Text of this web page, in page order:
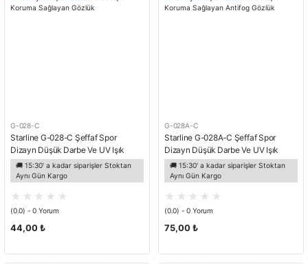
G-028-C
Starline G-028-C Şeffaf Spor
Dizayn Düşük Darbe Ve UV Işık
Koruma Sağlayan Gözlük
🚚 15:30' a kadar siparişler Stoktan
Aynı Gün Kargo
(0.0) - 0 Yorum
44,00 ₺
G-028A-C
Starline G-028A-C Şeffaf Spor
Dizayn Düşük Darbe Ve UV Işık
Koruma Sağlayan Antifog Gözlük
🚚 15:30' a kadar siparişler Stoktan
Aynı Gün Kargo
(0.0) - 0 Yorum
75,00 ₺